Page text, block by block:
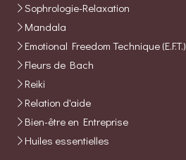
Sophrologie-Relaxation
Mandala
Emotional Freedom Technique (E.F.T.)
Fleurs de Bach
Reiki
Relation d'aide
Bien-être en Entreprise
Huiles essentielles